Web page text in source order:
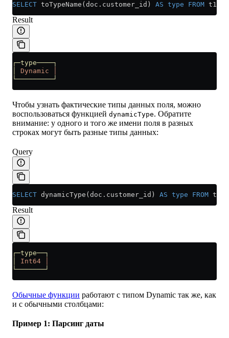
SELECT toTypeName( doc . customer_id ) AS type FROM t1;
Result
┌─type────┐
Dynamic
└─────────┘
Чтобы узнать фактические типы данных поля, можно
воспользоваться функцией dynamicType. Обратите
внимание: у одного и того же имени поля в разных
строках могут быть разные типы данных:
Query
SELECT dynamicType( doc . customer_id ) AS type FROM t1;
Result
┌─type──┐
Int64
└───────┘
Обычные функции работают с типом Dynamic так же, как
и с обычными столбцами:
Пример 1: Парсинг даты